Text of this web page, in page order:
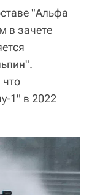
"Альфа
в зачете
что
1" в 2022